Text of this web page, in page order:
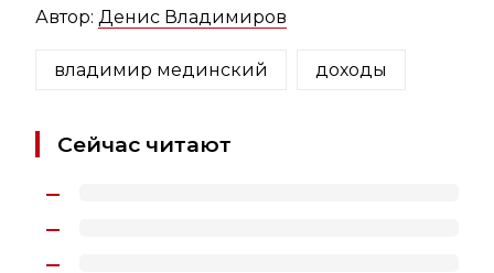
Автор: Денис Владимиров
владимир мединский доходы
Сейчас читают